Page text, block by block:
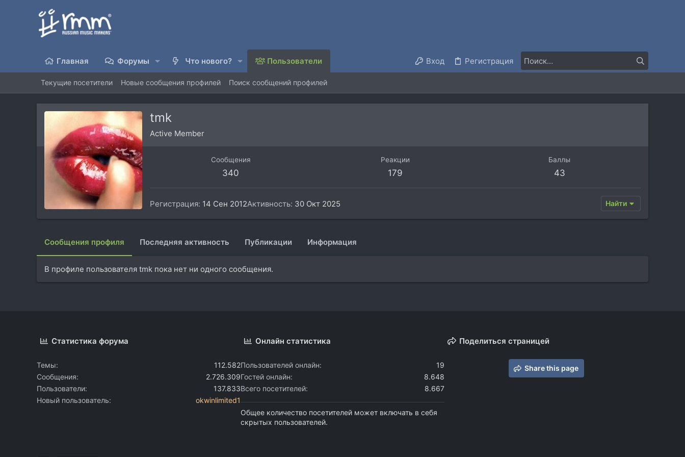
Главная Форумы Что нового? Пользователи Вход Регистрация
Текущие посетители Новые сообщения профилей Поиск сообщений профилей
tmk
Active Member
Сообщения
340
Реакции
179
Баллы
43
Регистрация 14 Сен 2012Активность 30 Окт 2025 Найти
Сообщения профиля Последняя активность Публикации Информация
В профиле пользователя tmk пока нет ни одного сообщения.
Статистика форума
Темы
112.582
Сообщения
2.726.309
Пользователи
137.833
Новый пользователь
okwinlimited1
Онлайн статистика
Пользователей онлайн
19
Гостей онлайн
8.648
Всего посетителей
8.667
Общее количество посетителей может включать в себя
скрытых пользователей.
Поделиться страницей
Share this page